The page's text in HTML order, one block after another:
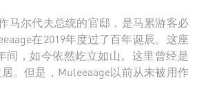
马尔代夫总统的官邸，是马累游客必
在2019年度过了百年诞辰。这座
间，如今依然屹立如山。这里曾经是
。但是，Muleeaage以前从未被用作